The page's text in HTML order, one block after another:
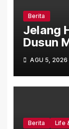
Berita
Jelang
Dusun
Lewat
AGU 5, 2026
Berita Life